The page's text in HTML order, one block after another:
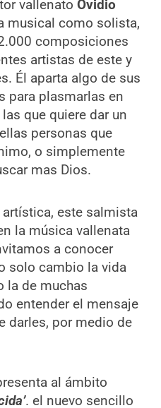
vallenatoOvidio
musical como solista,
composiciones
artistas de este y
Él aparta algo de sus
para plasmarlas en
que quiere dar un
personas que
o simplemente
mas Dios.
artística, este salmista
la música vallenata
a conocer
solo cambio la vida
la de muchas
entender el mensaje
darles, por medio de
al ámbito
. el nuevo sencillo